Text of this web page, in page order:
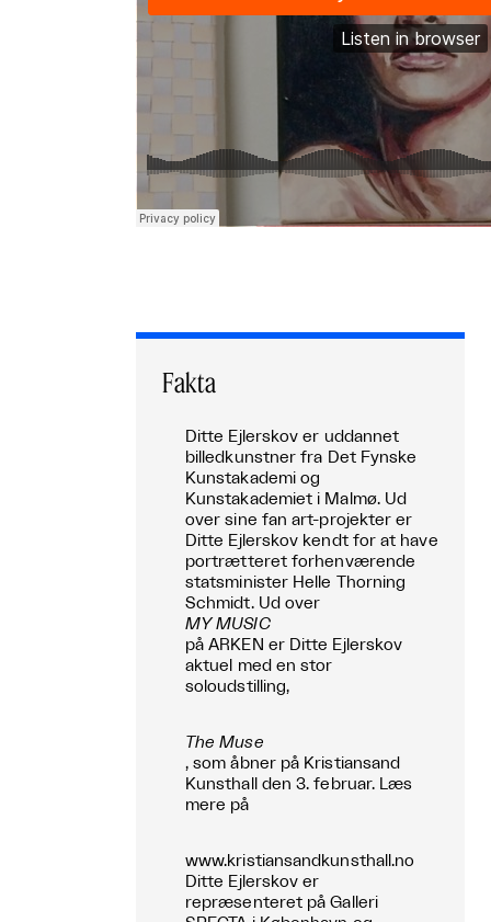
Fakta
Ditte Ejlerskov er uddannet
billedkunstner fra Det Fynske
Kunstakademi og
Kunstakademiet i Malmø. Ud
over sine fan art-projekter er
Ditte Ejlerskov kendt for at have
portrætteret forhenværende
statsminister Helle Thorning
Schmidt. Ud over
MY MUSIC
på ARKEN er Ditte Ejlerskov
aktuel med en stor
soloudstilling,
The Muse
, som åbner på Kristiansand
Kunsthall den 3. februar. Læs
mere på
www.kristiansandkunsthall.no
Ditte Ejlerskov er
repræsenteret på Galleri